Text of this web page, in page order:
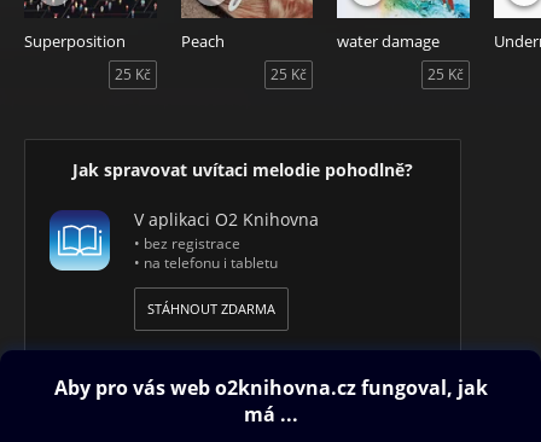
Superposition
25 Kč
Peach
25 Kč
water damage
25 Kč
Jak spravovat uvítaci melodie pohodlně?
V aplikaci O2 Knihovna
• bez registrace
• na telefonu i tabletu
STÁHNOUT ZDARMA